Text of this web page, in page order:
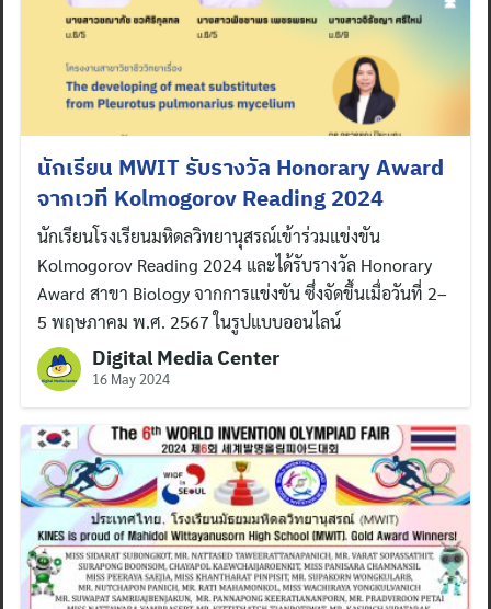
Search
for:
นักเรียน MWIT รับรางวัล Honorary Award
จากเวที Kolmogorov Reading 2024
นักเรียนโรงเรียนมหิดลวิทยานุสรณ์เข้าร่วมแข่งขัน
Kolmogorov Reading 2024 และได้รับรางวัล Honorary
Award สาขา Biology จากการแข่งขัน ซึ่งจัดขึ้นเมื่อวันที่ 2–
5 พฤษภาคม พ.ศ. 2567 ในรูปแบบออนไลน์
Digital Media Center
16 May 2024